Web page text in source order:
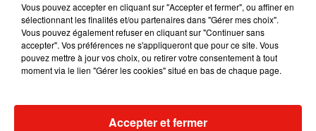
Mentions légales Règlements des jeux
2025 2024
Vous pouvez accepter en cliquant sur "Accepter et fermer", ou affiner en
sélectionnant les finalités et/ou partenaires dans "Gérer mes choix".
Vous pouvez également refuser en cliquant sur "Continuer sans
accepter". Vos préférences ne s'appliqueront que pour ce site. Vous
pouvez mettre à jour vos choix, ou retirer votre consentement à tout
moment via le lien "Gérer les cookies" situé en bas de chaque page.
Accepter et fermer